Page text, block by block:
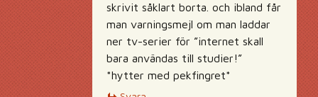
skrivit såklart borta. och ibland får
man varningsmejl om man laddar
ner tv-serier för ”internet skall
bara användas till studier!”
*hytter med pekfingret*